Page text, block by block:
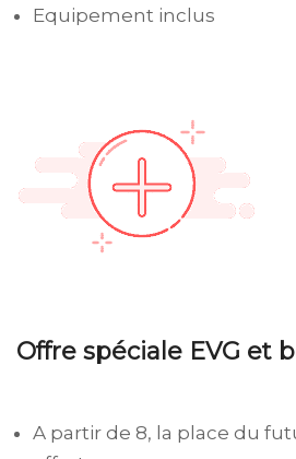
Equipement inclus
Offre spéciale EVG et
A partir de 8, la place du